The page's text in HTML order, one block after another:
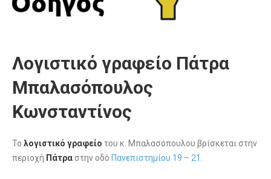
Λογιστικό γραφείο Πάτρα
Μπαλασόπουλος
Κωνσταντίνος
Το λογιστικό γραφείο του κ. Μπαλασόπουλου βρίσκεται στην
περιοχή Πάτρα στην οδό Πανεπιστημίου 19 – 21 .